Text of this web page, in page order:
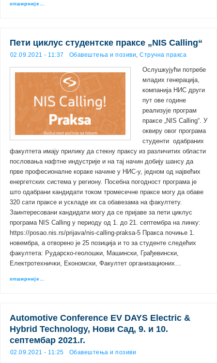
опширније…
Пети циклус студентске праксе „NIS Calling“
02.09.2021 - 11:37 Обавештења и позиви,Стручна пракса
Ослушкујући потребе
младих генерација,
компанија НИС други
пут ове године
реализује програм
праксе „NIS Calling“. У
оквиру овог програма
студенти одабраних
факултета имају прилику да стекну праксу из различитих области
пословања нафтне индустрије и на тај начин добију шансу да
прве професионалне кораке начине у НИС-у, једном од највећих
енергетских система у региону. Посебна погодност програма је
што одабрани кандидати током тромесечне праксе могу да обаве
320 сати праксе и ускладе их са обавезама на факултету.
Заинтересовани кандидати могу да се пријаве за пети циклус
програма NIS Calling у периоду од 1. до 21. септембра на линку:
https://posao.nis.rs/prijava/nis-calling-praksa-5 Пракса почиње 1.
новембра, а отворено је 25 позиција и то за студенте следећих
факултета: Рударско-геолошки, Машински, Грађевински,
Електротехнички, Економски, Факултет организационих…
опширније…
Automotive Conference EV DAYS Electric &
Hybrid Technology, Нови Сад, 9. и 10.
септембар 2021.г.
02.09.2021 - 11:25 Обавештења и позиви